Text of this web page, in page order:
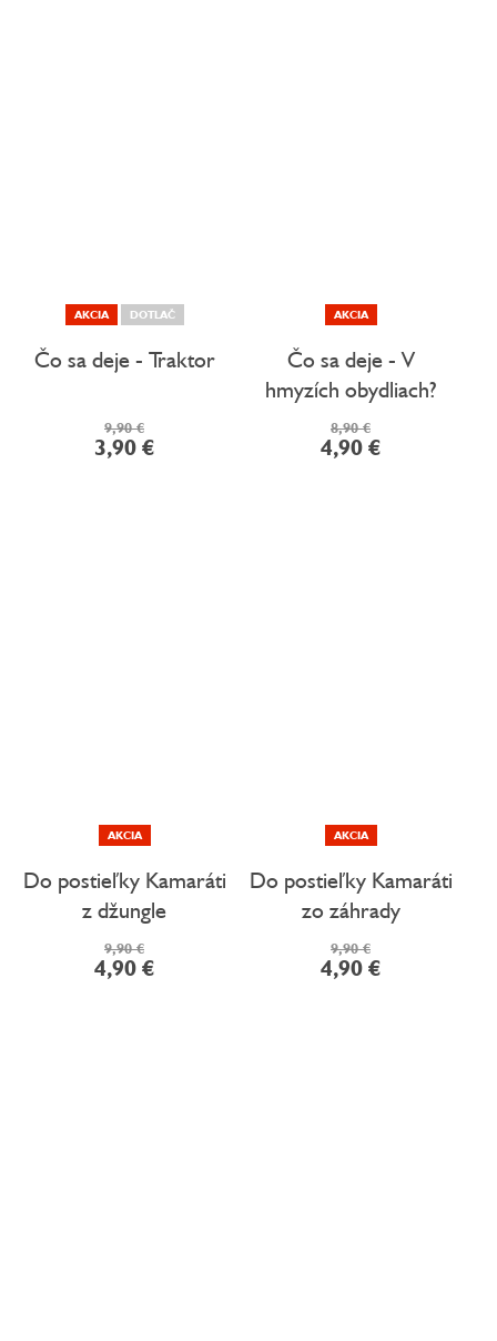
AKCIA DOTLAČ
Čo sa deje - Traktor
9,90 €
3,90 €
AKCIA
Čo sa deje - V
hmyzích obydliach?
8,90 €
4,90 €
AKCIA
Do postieľky Kamaráti
z džungle
9,90 €
4,90 €
AKCIA
Do postieľky Kamaráti
zo záhrady
9,90 €
4,90 €